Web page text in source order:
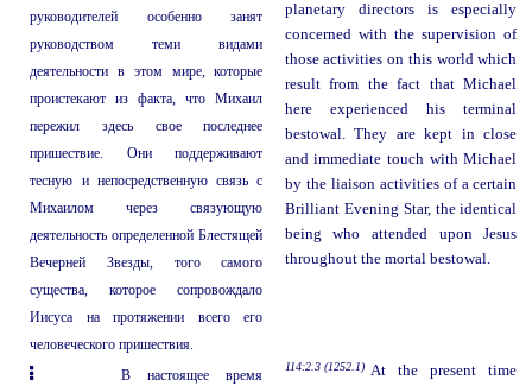
руководителей особенно занят
руководством теми видами
деятельности в этом мире, которые
проистекают из факта, что Михаил
пережил здесь свое последнее
пришествие. Они поддерживают
тесную и непосредственную связь с
Михаилом через связующую
деятельность определенной Блестящей
Вечерней Звезды, того самого
существа, которое сопровождало
Иисуса на протяжении всего его
человеческого пришествия.
planetary directors is especially
concerned with the supervision of
those activities on this world which
result from the fact that Michael
here experienced his terminal
bestowal. They are kept in close
and immediate touch with Michael
by the liaison activities of a certain
Brilliant Evening Star, the identical
being who attended upon Jesus
throughout the mortal bestowal.
В настоящее время
114:2.3 (1252.1) At the present time